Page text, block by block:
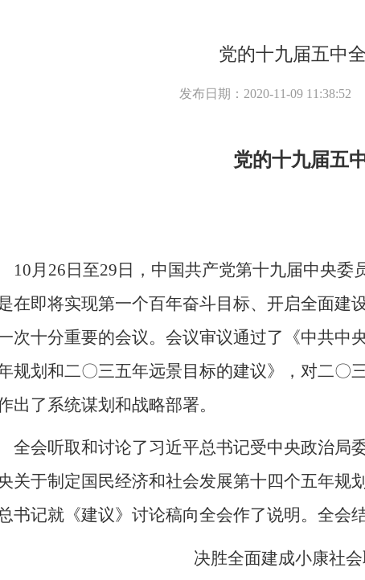
党的十九届五中
发布日期：2020-11-09 11:38:52
党的十九届五
10月26日至29日，中国共产党第十九届中央
在即将实现第一个百年奋斗目标、开启全面建
次十分重要的会议。会议审议通过了《中共中
规划和二〇三五年远景目标的建议》，对二〇
出了系统谋划和战略部署。
全会听取和讨论了习近平总书记受中央政治局
关于制定国民经济和社会发展第十四个五年规
书记就《建议》讨论稿向全会作了说明。全会
决胜全面建成小康社